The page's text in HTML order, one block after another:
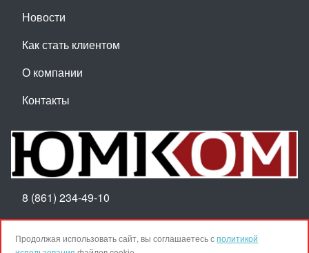
Новости
Как стать клиентом
О компании
Контакты
8 (861) 234-49-10
Пн-Пт 8:30-17:30
Продолжая использовать сайт, вы соглашаетесь сполитикой